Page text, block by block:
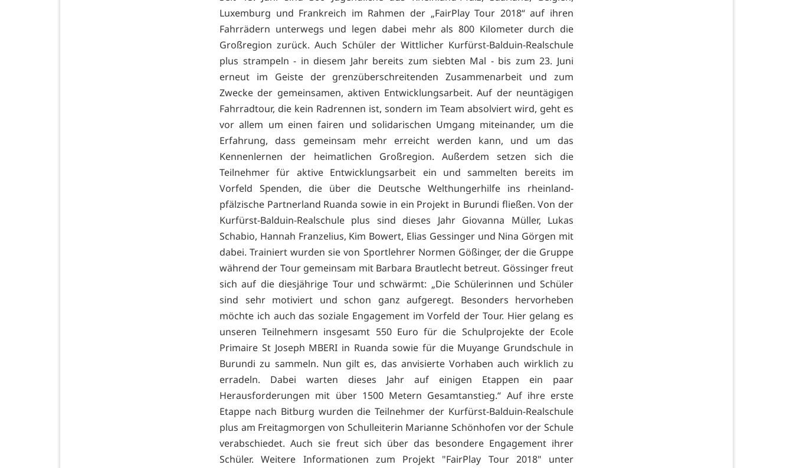
Luxemburg und Frankreich im Rahmen der „FairPlay Tour 2018“ auf ihren
Fahrrädern unterwegs und legen dabei mehr als 800 Kilometer durch die
Großregion zurück. Auch Schüler der Wittlicher Kurfürst-Balduin-Realschule
plus strampeln - in diesem Jahr bereits zum siebten Mal - bis zum 23. Juni
erneut im Geiste der grenzüberschreitenden Zusammenarbeit und zum
Zwecke der gemeinsamen, aktiven Entwicklungsarbeit. Auf der neuntägigen
Fahrradtour, die kein Radrennen ist, sondern im Team absolviert wird, geht es
vor allem um einen fairen und solidarischen Umgang miteinander, um die
Erfahrung, dass gemeinsam mehr erreicht werden kann, und um das
Kennenlernen der heimatlichen Großregion. Außerdem setzen sich die
Teilnehmer für aktive Entwicklungsarbeit ein und sammelten bereits im
Vorfeld Spenden, die über die Deutsche Welthungerhilfe ins rheinland-
pfälzische Partnerland Ruanda sowie in ein Projekt in Burundi fließen. Von der
Kurfürst-Balduin-Realschule plus sind dieses Jahr Giovanna Müller, Lukas
Schabio, Hannah Franzelius, Kim Bowert, Elias Gessinger und Nina Görgen mit
dabei. Trainiert wurden sie von Sportlehrer Normen Gößinger, der die Gruppe
während der Tour gemeinsam mit Barbara Brautlecht betreut. Gössinger freut
sich auf die diesjährige Tour und schwärmt: „Die Schülerinnen und Schüler
sind sehr motiviert und schon ganz aufgeregt. Besonders hervorheben
möchte ich auch das soziale Engagement im Vorfeld der Tour. Hier gelang es
unseren Teilnehmern insgesamt 550 Euro für die Schulprojekte der Ecole
Primaire St Joseph MBERI in Ruanda sowie für die Muyange Grundschule in
Burundi zu sammeln. Nun gilt es, das anvisierte Vorhaben auch wirklich zu
erradeln. Dabei warten dieses Jahr auf einigen Etappen ein paar
Herausforderungen mit über 1500 Metern Gesamtanstieg.“ Auf ihre erste
Etappe nach Bitburg wurden die Teilnehmer der Kurfürst-Balduin-Realschule
plus am Freitagmorgen von Schulleiterin Marianne Schönhofen vor der Schule
verabschiedet. Auch sie freut sich über das besondere Engagement ihrer
Schüler. Weitere Informationen zum Projekt "FairPlay Tour 2018" unter